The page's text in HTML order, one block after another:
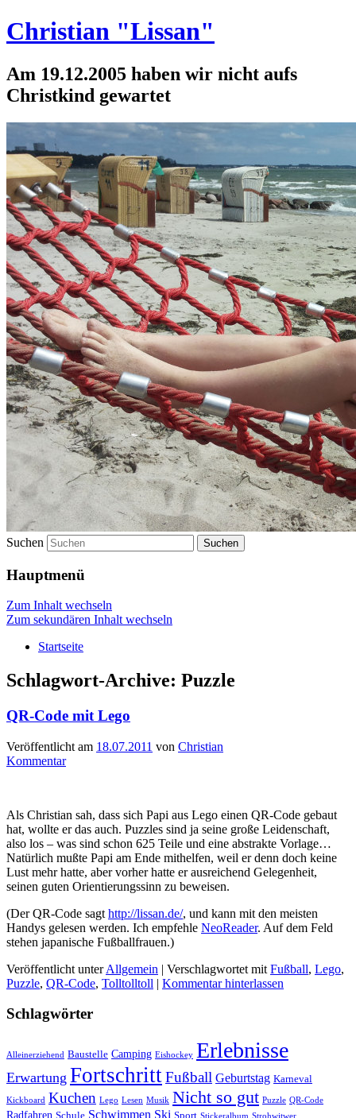
Christian "Lissan"
Am 19.12.2005 haben wir nicht aufs
Christkind gewartet
Suchen
Hauptmenü
Zum Inhalt wechseln
Zum sekundären Inhalt wechseln
Startseite
Schlagwort-Archive: Puzzle
QR-Code mit Lego
Veröffentlicht am 18.07.2011 von Christian
Kommentar
Als Christian sah, dass sich Papi aus Lego einen QR-Code gebaut
hat, wollte er das auch. Puzzles sind ja seine große Leidenschaft,
also los – was sind schon 625 Teile und eine abstrakte Vorlage…
Natürlich mußte Papi am Ende mithelfen, weil er denn doch keine
Lust mehr hatte, aber vorher hatte er ausreichend Gelegenheit,
seinen guten Orientierungssinn zu beweisen.
(Der QR-Code sagt http://lissan.de/, und kann mit den meisten
Handys gelesen werden. Ich empfehle NeoReader. Auf dem Feld
stehen japanische Fußballfrauen.)
Veröffentlicht unter Allgemein | Verschlagwortet mit Fußball, Lego,
Puzzle, QR-Code, Tolltolltoll | Kommentar hinterlassen
Schlagwörter
Alleinerziehend Baustelle Camping Eishockey Erlebnisse
Erwartung FortschrittFußball Geburtstag Karneval
Kickboard Kuchen Lego Lesen Musik Nicht so gut Puzzle QR-Code
Radfahren Schule Schwimmen Ski Sport Stickeralbum Strohwitwer